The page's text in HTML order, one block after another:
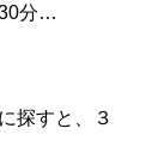
分…
探すと、３